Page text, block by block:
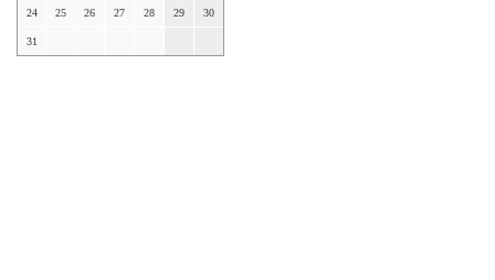
24 25 26 27 28 29 30
31